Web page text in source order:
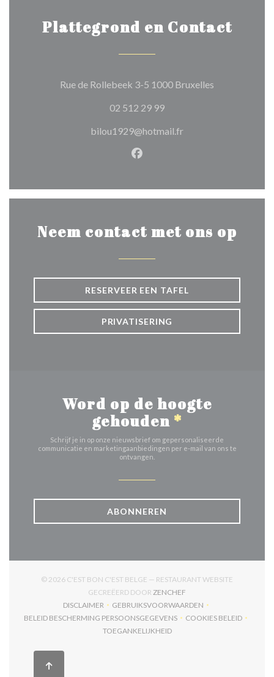
Plattegrond en Contact
Rue de Rollebeek 3-5 1000 Bruxelles
02 512 29 99
bilou1929@hotmail.fr
Facebook ((opent in een
Neem contact met ons op
RESERVEER EEN TAFEL
PRIVATISERING
Word op de hoogte
gehouden *
Schrijf je in op onze nieuwsbrief om gepersonaliseerde
communicatie en marketingaanbiedingen per e-mail van ons te
ontvangen.
ABONNEREN
© 2026 C'EST BON C'EST BELGE — RESTAURANT WEBSITE
GECREËERD DOOR ZENCHEF
DISCLAIMER
((OPENT IN EEN NIEUW VENSTER))
GEBRUIKSVOORWAARDEN
((OPENT IN EEN NIEUW
BELEID BESCHERMING PERSOONSGEGEVENS
((OPENT IN EEN NIEUW VENSTER))
COOKIES BELEID
((OPENT IN EEN
TOEGANKELIJKHEID
((OPENT IN EEN NIEUW VENSTER))